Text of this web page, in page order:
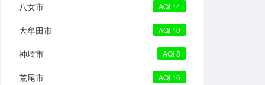
八女市 AQI 14
大牟田市 AQI 10
神埼市 AQI 8
荒尾市 AQI 16